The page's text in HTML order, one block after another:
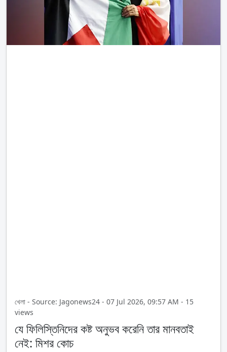
খেলা - Source: Jagonews24 - 07 Jul 2026, 09:57 AM - 15
views
যে ফিলিস্তিনিদের কষ্ট অনুভব করেনি তার মানবতাই
নেই: মিশর কোচ